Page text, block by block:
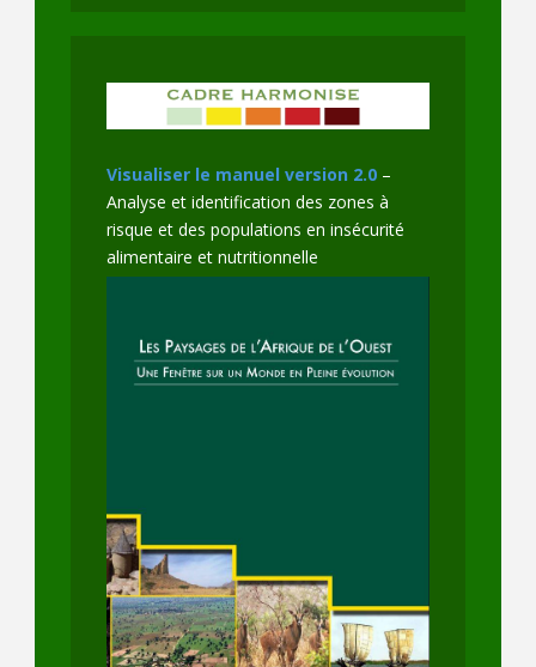
Visualiser le manuel version 2.0 –
Analyse et identification des zones à
risque et des populations en insécurité
alimentaire et nutritionnelle